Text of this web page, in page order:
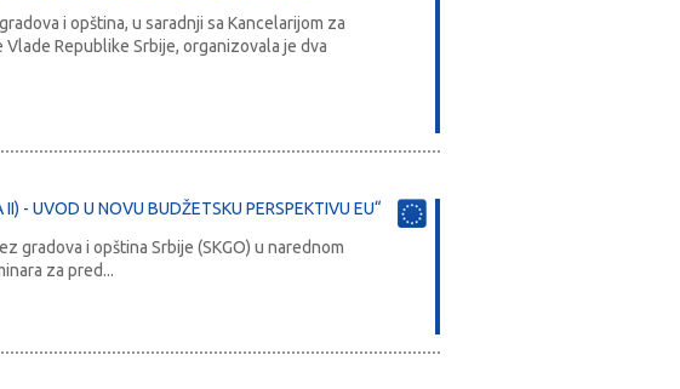
i opština, u saradnji sa Kancelarijom za
Republike Srbije, organizovala je dva
- UVOD U NOVU BUDŽETSKU PERSPEKTIVU EU“
gradova i opština Srbije (SKGO) u narednom
za pred...